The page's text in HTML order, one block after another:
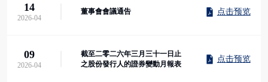
14
2026-04
董事會會議通告 点击预览
09
2026-04
截至二零二六年三月三十一日止
之股份發行人的證券變動月報表
点击预览